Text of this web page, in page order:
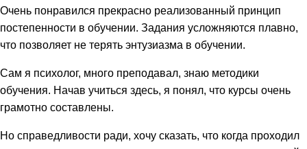
Очень понравился прекрасно реализованный принцип
постепенности в обучении. Задания усложняются плавно,
что позволяет не терять энтузиазма в обучении.
Сам я психолог, много преподавал, знаю методики
обучения. Начав учиться здесь, я понял, что курсы очень
грамотно составлены.
Но справедливости ради, хочу сказать, что когда проходил